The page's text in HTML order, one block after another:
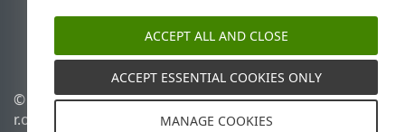
ESET Status Portal
Lokal støtte
© 1992 - 2026 ESET, spol. s
r.o. – Med enerett.
Administrer
informasjonskapsler
ACCEPT ALL AND CLOSE
ACCEPT ESSENTIAL COOKIES ONLY
MANAGE COOKIES